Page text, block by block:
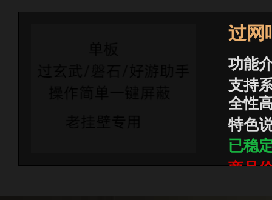
商品
石
过网
功能
支持
全性
特色
已稳
商品